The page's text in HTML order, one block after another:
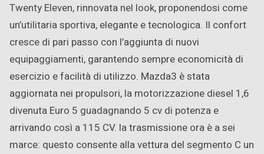
Twenty Eleven, rinnovata nel look, proponendosi come
un’utilitaria sportiva, elegante e tecnologica. Il confort
cresce di pari passo con l’aggiunta di nuovi
equipaggiamenti, garantendo sempre economicità di
esercizio e facilità di utilizzo. Mazda3 è stata
aggiornata nei propulsori, la motorizzazione diesel 1,6
divenuta Euro 5 guadagnando 5 cv di potenza e
arrivando così a 115 CV. la trasmissione ora è a sei
marce: questo consente alla vettura del segmento C un